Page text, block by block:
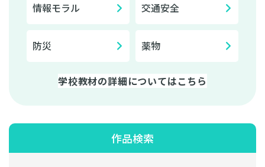
情報モラル 交通安全
防災 薬物
学校教材の詳細についてはこちら
作品検索